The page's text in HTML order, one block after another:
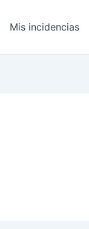
Mis incidencias